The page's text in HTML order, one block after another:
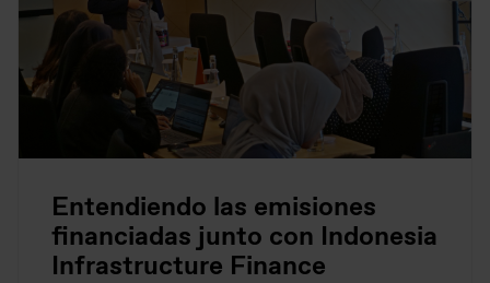
Entendiendo las emisiones
financiadas junto con Indonesia
Infrastructure Finance